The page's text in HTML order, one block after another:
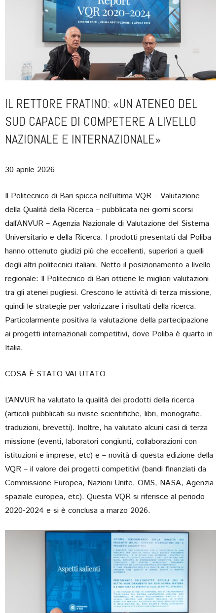
IL RETTORE FRATINO: «UN ATENEO DEL
SUD CAPACE DI COMPETERE A LIVELLO
NAZIONALE E INTERNAZIONALE»
30 aprile 2026
Il Politecnico di Bari spicca nell’ultima VQR – Valutazione
della Qualità della Ricerca – pubblicata nei giorni scorsi
dall’ANVUR – Agenzia Nazionale di Valutazione del Sistema
Universitario e della Ricerca. I prodotti presentati dal Poliba
hanno ottenuto giudizi più che eccellenti, superiori a quelli
degli altri politecnici italiani. Netto il posizionamento a livello
regionale: Il Politecnico di Bari ottiene le migliori valutazioni
tra gli atenei pugliesi. Crescono le attività di terza missione,
quindi le strategie per valorizzare i risultati della ricerca.
Particolarmente positiva la valutazione della partecipazione
ai progetti internazionali competitivi, dove Poliba è quarto in
Italia.
COSA È STATO VALUTATO
L’ANVUR ha valutato la qualità dei prodotti della ricerca
(articoli pubblicati su riviste scientifiche, libri, monografie,
traduzioni, brevetti). Inoltre, ha valutato alcuni casi di terza
missione (eventi, laboratori congiunti, collaborazioni con
istituzioni e imprese, etc) e – novità di questa edizione della
VQR – il valore dei progetti competitivi (bandi finanziati da
Commissione Europea, Nazioni Unite, OMS, NASA, Agenzia
spaziale europea, etc). Questa VQR si riferisce al periodo
2020-2024 e si è conclusa a marzo 2026.